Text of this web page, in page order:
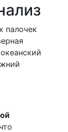
палочек